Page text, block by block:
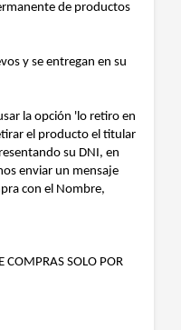
de productos
y se entregan en su
la opción 'lo retiro en
el producto el titular
su DNI, en
enviar un mensaje
con el Nombre,
SOLO POR